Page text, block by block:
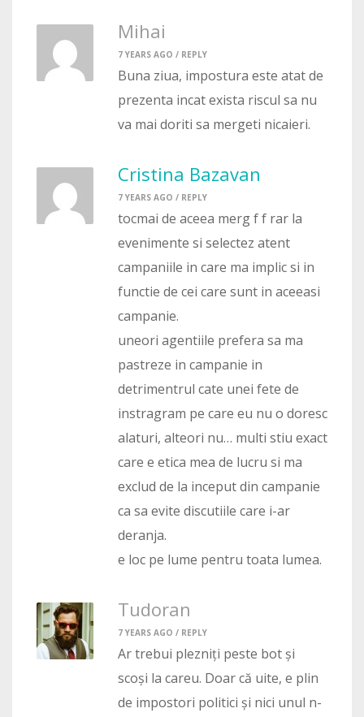
Mihai
7 YEARS AGO / REPLY
Buna ziua, impostura este atat de
prezenta incat exista riscul sa nu
va mai doriti sa mergeti nicaieri.
Cristina Bazavan
7 YEARS AGO / REPLY
tocmai de aceea merg f f rar la
evenimente si selectez atent
campaniile in care ma implic si in
functie de cei care sunt in aceeasi
campanie.
uneori agentiile prefera sa ma
pastreze in campanie in
detrimentrul cate unei fete de
instragram pe care eu nu o doresc
alaturi, alteori nu… multi stiu exact
care e etica mea de lucru si ma
exclud de la inceput din campanie
ca sa evite discutiile care i-ar
deranja.
e loc pe lume pentru toata lumea.
Tudoran
7 YEARS AGO / REPLY
Ar trebui plezniți peste bot și
scoși la careu. Doar că uite, e plin
de impostori politici și nici unul n-